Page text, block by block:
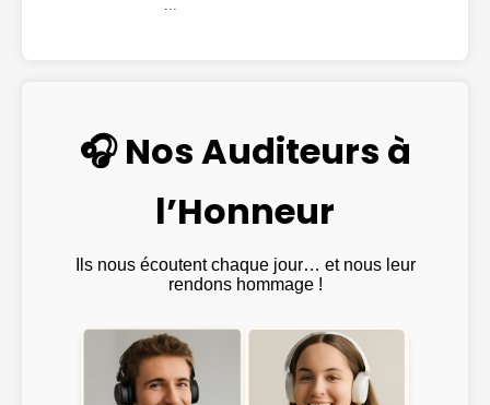
🎧 Nos Auditeurs à
l’Honneur
Ils nous écoutent chaque jour… et nous leur
rendons hommage !